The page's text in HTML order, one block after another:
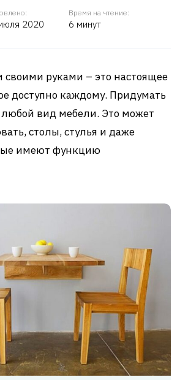
2020
Время на чтение:
6 минут
своими руками – это настоящее
доступно каждому. Придумать
вид мебели. Это может
столы, стулья и даже
имеют функцию